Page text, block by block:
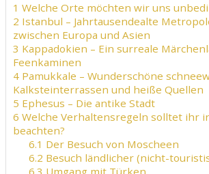
1 Welche Orte möchten wir uns
2 Istanbul – Jahrtausendealte
zwischen Europa und Asien
3 Kappadokien – Ein surreale
Feenkaminen
4 Pamukkale – Wunderschöne
Kalksteinterrassen und heiße Quellen
5 Ephesus – Die antike Stadt
6 Welche Verhaltensregeln solltet ihr
beachten?
6.1 Der Besuch von Moscheen
6.2 Besuch ländlicher (nicht-
6.3 Umgang mit Türken